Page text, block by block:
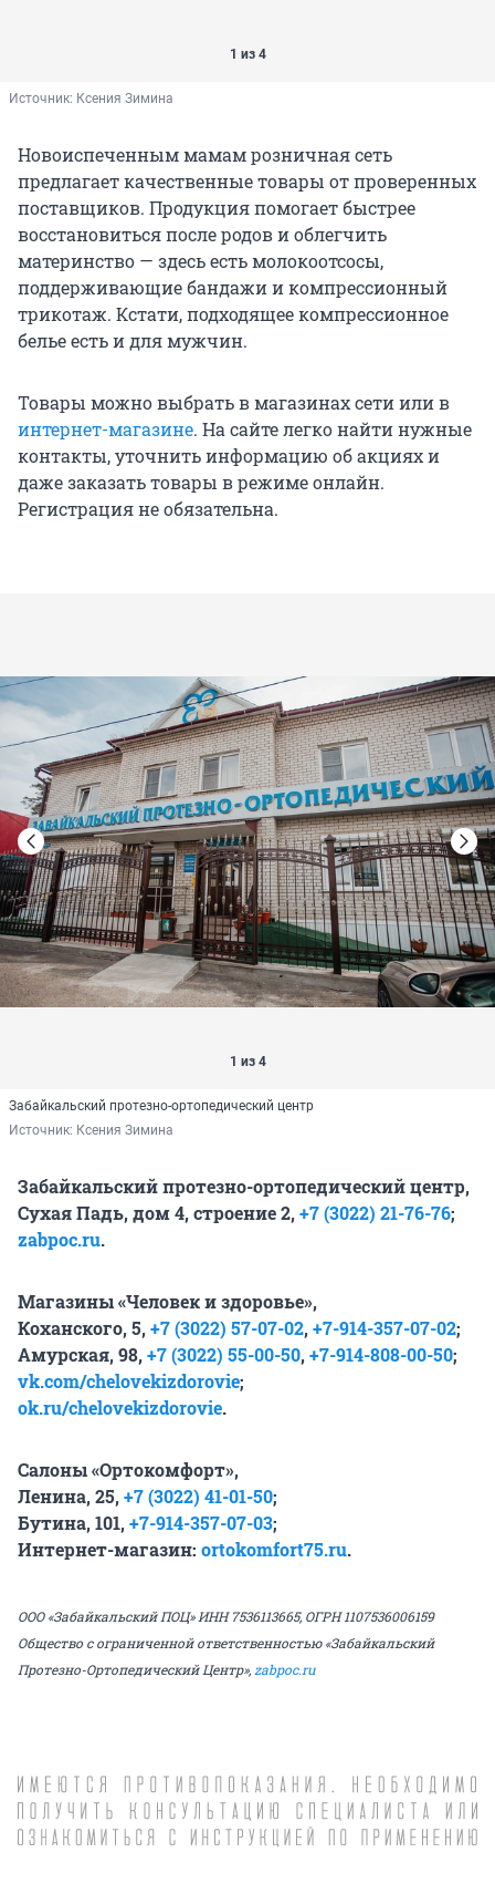
1 из 4
Источник: Ксения Зимина
Новоиспеченным мамам розничная сеть
предлагает качественные товары от проверенных
поставщиков. Продукция помогает быстрее
восстановиться после родов и облегчить
материнство — здесь есть молокоотсосы,
поддерживающие бандажи и компрессионный
трикотаж. Кстати, подходящее компрессионное
белье есть и для мужчин.
Товары можно выбрать в магазинах сети или в
интернет-магазине. На сайте легко найти нужные
контакты, уточнить информацию об акциях и
даже заказать товары в режиме онлайн.
Регистрация не обязательна.
1 из 4
Забайкальский протезно-ортопедический центр
Источник: Ксения Зимина
Забайкальский протезно-ортопедический центр,
Сухая Падь, дом 4, строение 2,+7 (3022) 21-76-76;
zabpoc.ru.
Магазины «Человек и здоровье»,
Коханского, 5,+7 (3022) 57-07-02,+7-914-357-07-02;
Амурская, 98,+7 (3022) 55-00-50,+7-914-808-00-50;
vk.com/chelovekizdorovie;
ok.ru/chelovekizdorovie.
Салоны «Ортокомфорт»,
Ленина, 25,+7 (3022) 41-01-50;
Бутина, 101,+7-914-357-07-03;
Интернет-магазин: ortokomfort75.ru.
ООО «Забайкальский ПОЦ» ИНН 7536113665, ОГРН 1107536006159
Общество с ограниченной ответственностью «Забайкальский
Протезно-Ортопедический Центр»,zabpoc.ru